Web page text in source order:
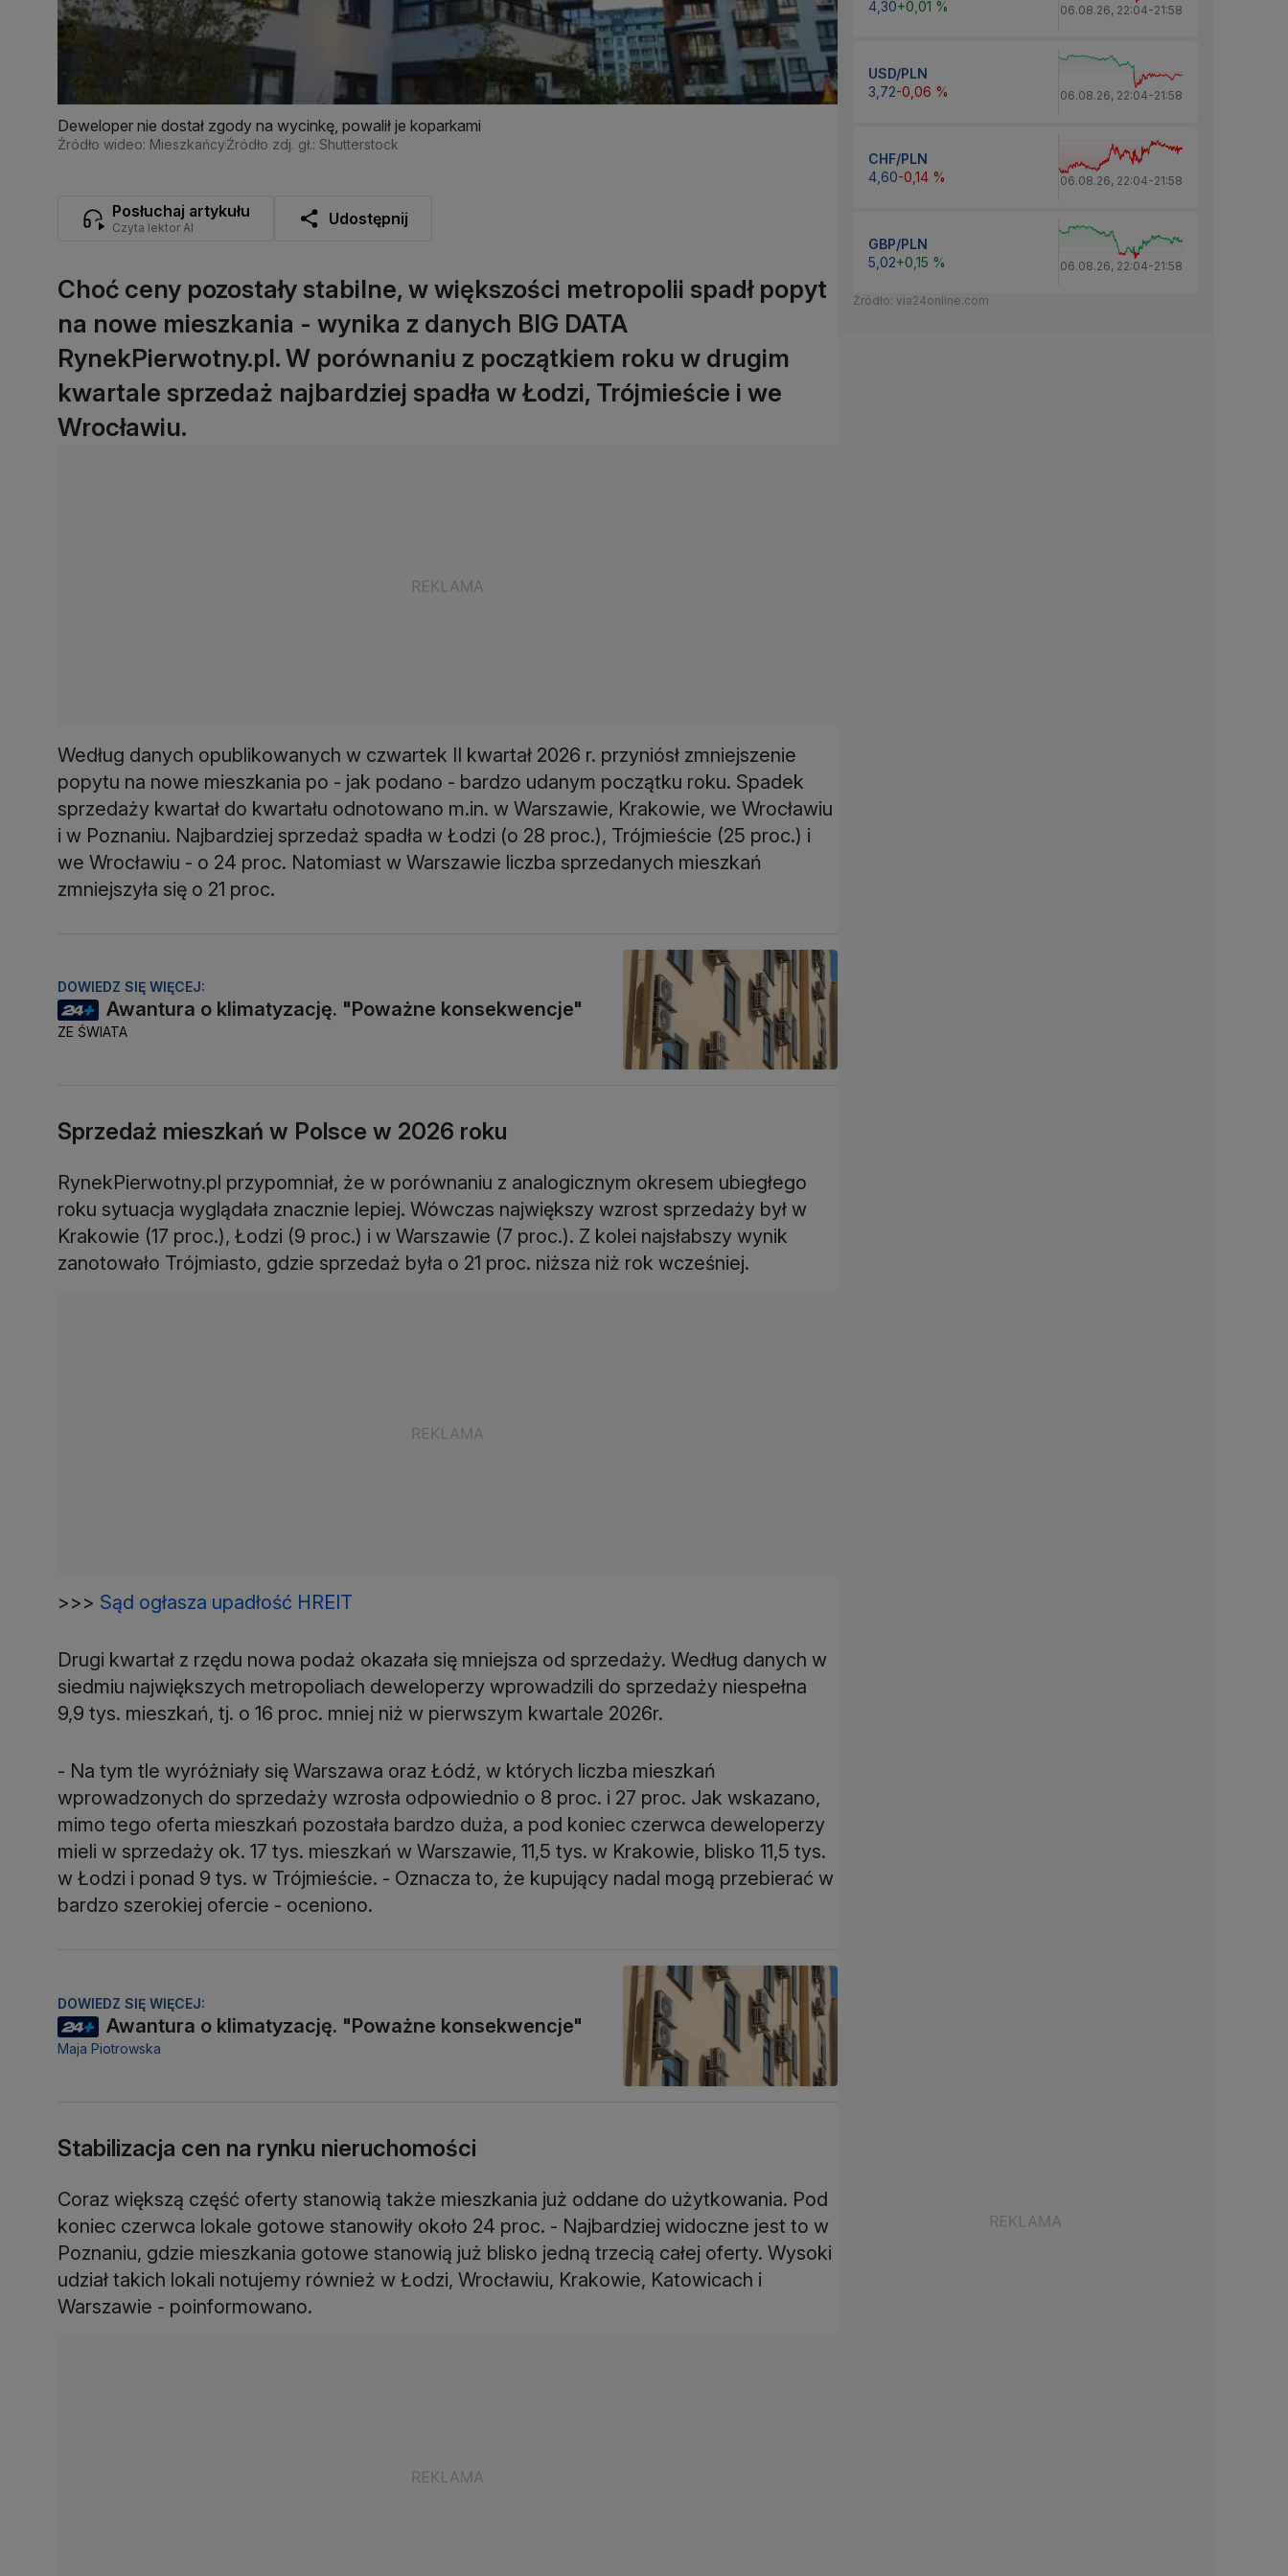
Deweloper nie dostał zgody na wycinkę, powalił je koparkami
Źródło wideo: MieszkańcyŹródło zdj. gł.: Shutterstock
Posłuchaj artykułu
Czyta lektor AI Udostępnij
Choć ceny pozostały stabilne, w większości metropolii spadł popyt
na nowe mieszkania - wynika z danych BIG DATA
RynekPierwotny.pl. W porównaniu z początkiem roku w drugim
kwartale sprzedaż najbardziej spadła w Łodzi, Trójmieście i we
Wrocławiu.
Według danych opublikowanych w czwartek II kwartał 2026 r. przyniósł zmniejszenie
popytu na nowe mieszkania po - jak podano - bardzo udanym początku roku. Spadek
sprzedaży kwartał do kwartału odnotowano m.in. w Warszawie, Krakowie, we Wrocławiu
i w Poznaniu. Najbardziej sprzedaż spadła w Łodzi (o 28 proc.), Trójmieście (25 proc.) i
we Wrocławiu - o 24 proc. Natomiast w Warszawie liczba sprzedanych mieszkań
zmniejszyła się o 21 proc.
DOWIEDZ SIĘ WIĘCEJ:
Awantura o klimatyzację. "Poważne konsekwencje"
ZE ŚWIATA
Sprzedaż mieszkań w Polsce w 2026 roku
RynekPierwotny.pl przypomniał, że w porównaniu z analogicznym okresem ubiegłego
roku sytuacja wyglądała znacznie lepiej. Wówczas największy wzrost sprzedaży był w
Krakowie (17 proc.), Łodzi (9 proc.) i w Warszawie (7 proc.). Z kolei najsłabszy wynik
zanotowało Trójmiasto, gdzie sprzedaż była o 21 proc. niższa niż rok wcześniej.
>>> Sąd ogłasza upadłość HREIT
Drugi kwartał z rzędu nowa podaż okazała się mniejsza od sprzedaży. Według danych w
siedmiu największych metropoliach deweloperzy wprowadzili do sprzedaży niespełna
9,9 tys. mieszkań, tj. o 16 proc. mniej niż w pierwszym kwartale 2026r.
- Na tym tle wyróżniały się Warszawa oraz Łódź, w których liczba mieszkań
wprowadzonych do sprzedaży wzrosła odpowiednio o 8 proc. i 27 proc. Jak wskazano,
mimo tego oferta mieszkań pozostała bardzo duża, a pod koniec czerwca deweloperzy
mieli w sprzedaży ok. 17 tys. mieszkań w Warszawie, 11,5 tys. w Krakowie, blisko 11,5 tys.
w Łodzi i ponad 9 tys. w Trójmieście. - Oznacza to, że kupujący nadal mogą przebierać w
bardzo szerokiej ofercie - oceniono.
DOWIEDZ SIĘ WIĘCEJ:
Awantura o klimatyzację. "Poważne konsekwencje"
Maja Piotrowska
Stabilizacja cen na rynku nieruchomości
Coraz większą część oferty stanowią także mieszkania już oddane do użytkowania. Pod
koniec czerwca lokale gotowe stanowiły około 24 proc. - Najbardziej widoczne jest to w
Poznaniu, gdzie mieszkania gotowe stanowią już blisko jedną trzecią całej oferty. Wysoki
udział takich lokali notujemy również w Łodzi, Wrocławiu, Krakowie, Katowicach i
Warszawie - poinformowano.
4,30+0,01 % 06.08.26, 22:04-21:58
USD/PLN
3,72-0,06 % 06.08.26, 22:04-21:58
CHF/PLN
4,60-0,14 % 06.08.26, 22:04-21:58
GBP/PLN
5,02+0,15 % 06.08.26, 22:04-21:58
Źródło: via24online.com